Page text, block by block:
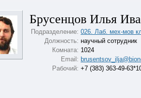
Брусенцов Илья
Подразделение: 026. Лаб. мех-мов
Должность: научный сотрудник
Комната: 1024
Email:
Рабочий: +7 (383) 363-49-